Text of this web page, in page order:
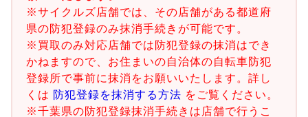
※サイクルズ店舗では、その店舗がある都道府
県の防犯登録のみ抹消手続きが可能です。
※買取のみ対応店舗では防犯登録の抹消はでき
かねますので、お住まいの自治体の自転車防犯
登録所で事前に抹消をお願いいたします。詳し
くは 防犯登録を抹消する方法 をご覧ください。
※千葉県の防犯登録抹消手続きは店舗で行うこ